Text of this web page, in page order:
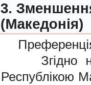
3.
(Македонія)
Згідно
Республікою